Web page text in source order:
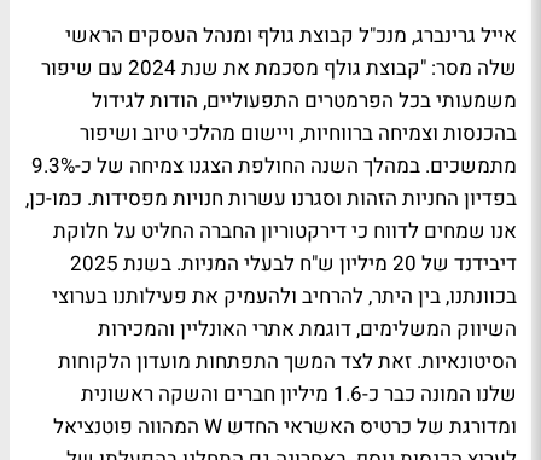
אייל גרינברג, מנכ"ל קבוצת גולף ומנהל העסקים הראשי
שלה מסר: "קבוצת גולף מסכמת את שנת 2024 עם שיפור
משמעותי בכל הפרמטרים התפעוליים, הודות לגידול
בהכנסות וצמיחה ברווחיות, ויישום מהלכי טיוב ושיפור
מתמשכים. במהלך השנה החולפת הצגנו צמיחה של כ-9.3%
בפדיון החניות הזהות וסגרנו עשרות חנויות מפסידות. כמו-כן,
אנו שמחים לדווח כי דירקטוריון החברה החליט על חלוקת
דיבידנד של 20 מיליון ש"ח לבעלי המניות. בשנת 2025
בכוונתנו, בין היתר, להרחיב ולהעמיק את פעילותנו בערוצי
השיווק המשלימים, דוגמת אתרי האונליין והמכירות
הסיטונאיות. זאת לצד המשך התפתחות מועדון הלקוחות
שלנו המונה כבר כ-1.6 מיליון חברים והשקה ראשונית
ומדורגת של כרטיס האשראי החדש W המהווה פוטנציאל